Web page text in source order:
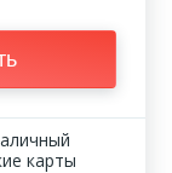
карты